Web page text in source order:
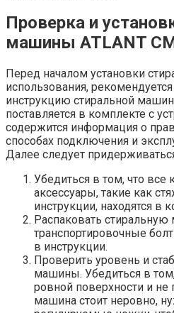
Проверка и
машины ATLANT
Перед началом установки
использования,
инструкцию стиральной
поставляется в комплекте с
содержится информация о
способах подключения и
Далее следует
Убедиться в том, что
аксессуары, такие как
инструкции, находятся в
Распаковать
транспортировочные
в инструкции.
Проверить уровень и
машины. Убедиться в
ровной поверхности и не
машина стоит неровно,